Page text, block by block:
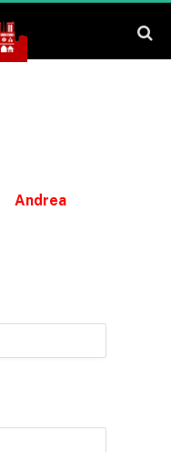
Andrea